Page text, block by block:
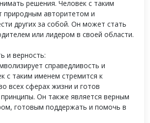
решения. Человек с таким
природным авторитетом и
других за собой. Он может стать
или лидером в своей области.
и верность:
справедливость и
с таким именем стремится к
всех сферах жизни и готов
Он также является верным
готовым поддержать и помочь в